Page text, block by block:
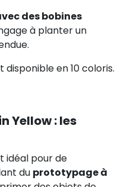
des bobines
à planter un
disponible en 10 coloris.
Yellow : les
idéal pour de
du prototypage à